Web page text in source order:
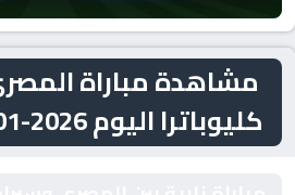
مشاهدة مباراة
كليوباترا اليوم 2026-01-28 بث مباشر